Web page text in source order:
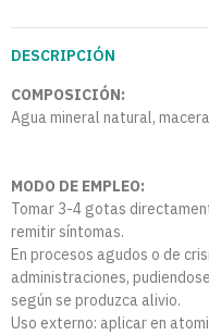
DESCRIPCIÓN
COMPOSICIÓN:
Agua mineral natural,
MODO DE EMPLEO:
Tomar 3-4 gotas
remitir síntomas.
En procesos agudos o de
administraciones,
según se produzca alivio.
Uso externo: aplicar en